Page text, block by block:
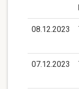
08.12.2023
07.12.2023